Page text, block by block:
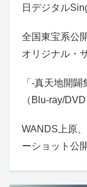
日デジタル
全国東宝系公
オリジナル・
「-真天地開
（Blu-ray/
WANDS上原
ーショット公